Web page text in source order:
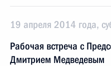
19 апреля 2014 года,
Рабочая встреча с
Дмитрием Медведевым